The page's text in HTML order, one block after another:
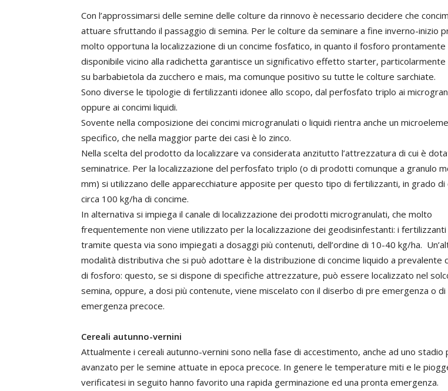
Con l’approssimarsi delle semine delle colture da rinnovo è necessario decidere che
attuare sfruttando il passaggio di semina. Per le colture da seminare a fine inverno-inizio
molto opportuna la localizzazione di un concime fosfatico, in quanto il fosforo prontamente
disponibile vicino alla radichetta garantisce un significativo effetto starter,
su barbabietola da zucchero e mais, ma comunque positivo su tutte le colture sarchiate.
Sono diverse le tipologie di fertilizzanti idonee allo scopo, dal perfosfato triplo ai
oppure ai concimi liquidi.
Sovente nella composizione dei concimi microgranulati o liquidi rientra anche un
specifico, che nella maggior parte dei casi è lo zinco.
Nella scelta del prodotto da localizzare va considerata anzitutto l’attrezzatura di cui è
seminatrice. Per la localizzazione del perfosfato triplo (o di prodotti comunque a granulo
mm) si utilizzano delle apparecchiature apposite per questo tipo di fertilizzanti, in grado
circa 100 kg/ha di concime.
In alternativa si impiega il canale di localizzazione dei prodotti microgranulati, che molto
frequentemente non viene utilizzato per la localizzazione dei geodisinfestanti: i
tramite questa via sono impiegati a dosaggi più contenuti, dell’ordine di 10-40 kg/ha.
modalità distributiva che si può adottare è la distribuzione di concime liquido a prevalente
di fosforo: questo, se si dispone di specifiche attrezzature, può essere localizzato nel
semina, oppure, a dosi più contenute, viene miscelato con il diserbo di pre emergenza o
emergenza precoce.
Cereali autunno-vernini
Attualmente i cereali autunno-vernini sono nella fase di accestimento, anche ad uno
avanzato per le semine attuate in epoca precoce. In genere le temperature miti e le
verificatesi in seguito hanno favorito una rapida germinazione ed una pronta emergenza.